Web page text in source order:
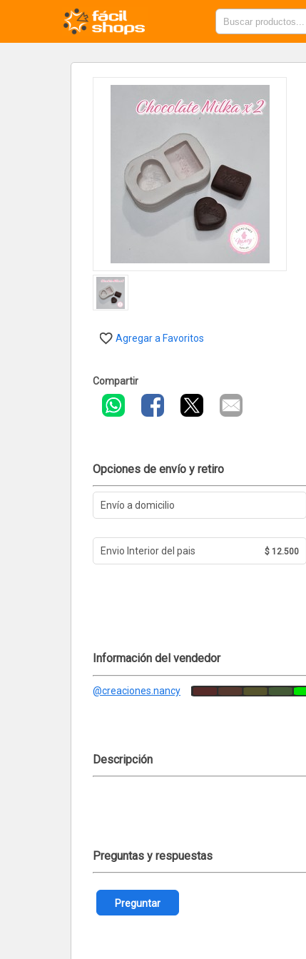
Agregar a Favoritos
Compartir
Opciones de envío y retiro
Envío a domicilio
Envio Interior del pais $ 12.500
Información del vendedor
@creaciones.nancy
Descripción
Preguntas y respuestas
Preguntar